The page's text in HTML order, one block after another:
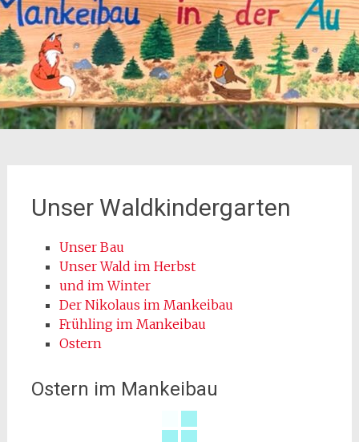
Unser Waldkindergarten
Unser Bau
Unser Wald im Herbst
und im Winter
Der Nikolaus im Mankeibau
Frühling im Mankeibau
Ostern
Ostern im Mankeibau